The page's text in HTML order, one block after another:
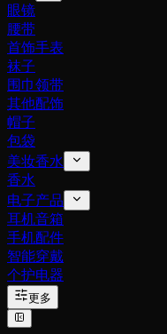
眼镜
腰带
首饰手表
袜子
围巾领带
其他配饰
帽子
包袋
美妆香水
香水
电子产品
耳机音箱
手机配件
智能穿戴
个护电器
更多